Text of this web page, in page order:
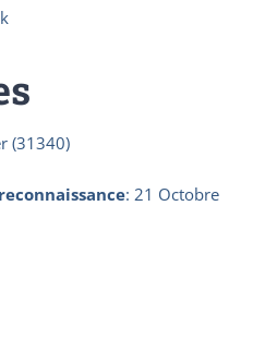
(31340)
: 21 Octobre